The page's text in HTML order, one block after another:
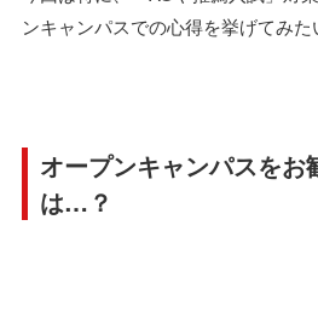
ンキャンパスでの心得を挙げてみた
オープンキャンパスをお
は…？